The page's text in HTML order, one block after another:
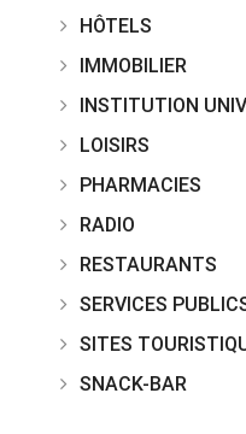
HÔTELS
IMMOBILIER
INSTITUTION
LOISIRS
PHARMACIES
RADIO
RESTAURANTS
SERVICES
SITES
SNACK-BAR